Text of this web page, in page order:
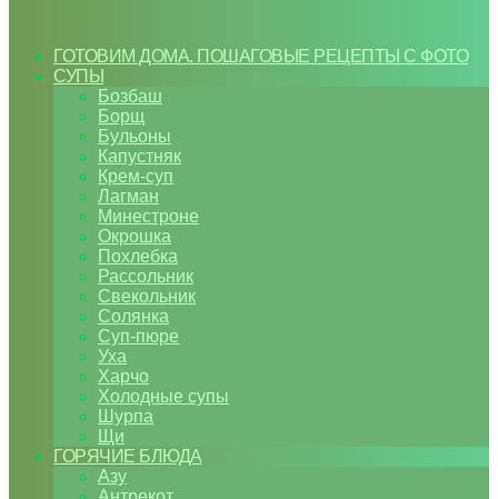
ГОТОВИМ ДОМА. ПОШАГОВЫЕ РЕЦЕПТЫ С ФОТО
СУПЫ
Бозбаш
Борщ
Бульоны
Капустняк
Крем-суп
Лагман
Минестроне
Окрошка
Похлебка
Рассольник
Свекольник
Солянка
Суп-пюре
Уха
Харчо
Холодные супы
Шурпа
Щи
ГОРЯЧИЕ БЛЮДА
Азу